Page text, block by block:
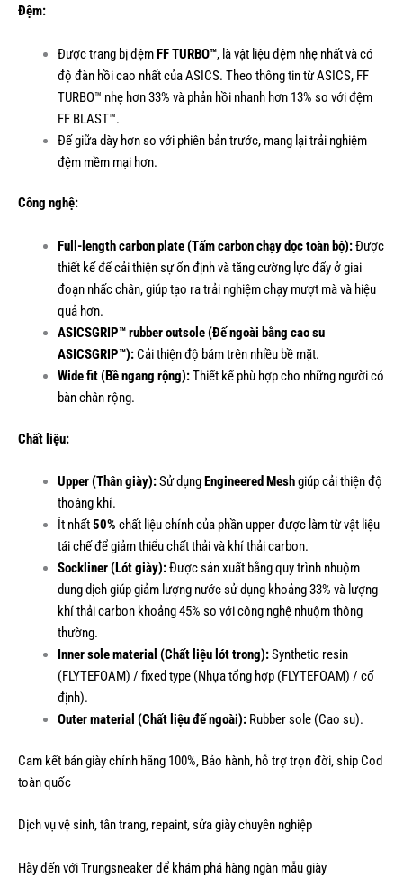
Đệm:
Được trang bị đệmFF TURBO™, là vật liệu đệm nhẹ nhất và có
độ đàn hồi cao nhất của ASICS. Theo thông tin từ ASICS, FF
TURBO™ nhẹ hơn 33% và phản hồi nhanh hơn 13% so với đệm
FF BLAST™.
Đế giữa dày hơn so với phiên bản trước, mang lại trải nghiệm
đệm mềm mại hơn.
Công nghệ:
Full-length carbon plate (Tấm carbon chạy dọc toàn bộ):Được
thiết kế để cải thiện sự ổn định và tăng cường lực đẩy ở giai
đoạn nhấc chân, giúp tạo ra trải nghiệm chạy mượt mà và hiệu
quả hơn.
ASICSGRIP™ rubber outsole (Đế ngoài bằng cao su
ASICSGRIP™):Cải thiện độ bám trên nhiều bề mặt.
Wide fit (Bề ngang rộng):Thiết kế phù hợp cho những người có
bàn chân rộng.
Chất liệu:
Upper (Thân giày):Sử dụngEngineered Meshgiúp cải thiện độ
thoáng khí.
Ít nhất50% chất liệu chính của phần upper được làm từ vật liệu
tái chế để giảm thiểu chất thải và khí thải carbon.
Sockliner (Lót giày):Được sản xuất bằng quy trình nhuộm
dung dịch giúp giảm lượng nước sử dụng khoảng 33% và lượng
khí thải carbon khoảng 45% so với công nghệ nhuộm thông
thường.
Inner sole material (Chất liệu lót trong):Synthetic resin
(FLYTEFOAM) / fixed type (Nhựa tổng hợp (FLYTEFOAM) / cố
định).
Outer material (Chất liệu đế ngoài):Rubber sole (Cao su).
Cam kết bán giày chính hãng 100%, Bảo hành, hỗ trợ trọn đời, ship Cod
toàn quốc
Dịch vụ vệ sinh, tân trang, repaint, sửa giày chuyên nghiệp
Hãy đến với Trungsneaker để khám phá hàng ngàn mẫugiày